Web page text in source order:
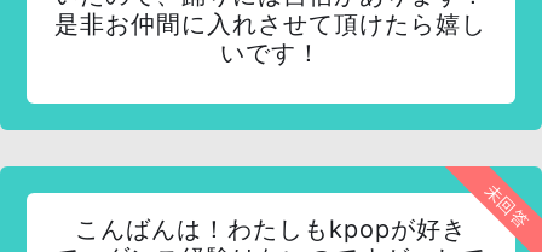
是非お仲間に入れさせて頂けたら嬉し
いです！
未回答
こんばんは！わたしもkpopが好き